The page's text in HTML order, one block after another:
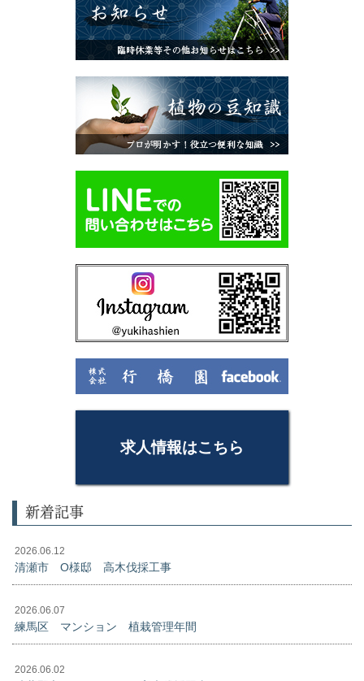
求人情報はこちら
新着記事
2026.06.12
清瀬市 O様邸 高木伐採工事
2026.06.07
練馬区 マンション 植栽管理年間
2026.06.02